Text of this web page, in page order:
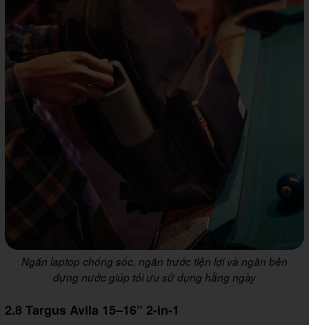
Ngăn laptop chống sốc, ngăn trước tiện lợi và ngăn bên
đựng nước giúp tối ưu sử dụng hằng ngày
2.8 Targus Avila 15–16” 2-in-1